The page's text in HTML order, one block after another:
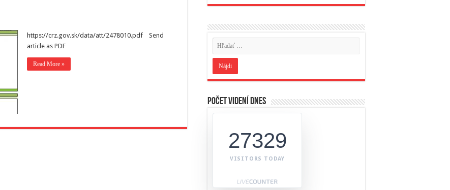
https://crz.gov.sk/data/att/2478010.pdf Send
article as PDF
Read More »
Počet videní dnes
27329
VISITORS TODAY